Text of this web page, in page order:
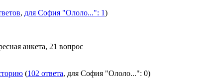
, для София "Ололо...": 1)
анкета, 21 вопрос
(102 ответа, для София "Ололо...": 0)